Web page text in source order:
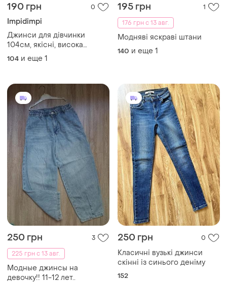
190 грн 0
Impidimpi
Джинси для дівчинки
104см, якісні, висока
посадка
104 и еще 1
195 грн
1
176 грн с 13 авг.
Модняві яскраві штани
140 и еще 1
250 грн
3
225 грн с 13 авг.
Модные джинсы на
девочку!! 11-12 лет..
250 грн 0
Класичні вузькі джинси
скінні із синього деніму
152